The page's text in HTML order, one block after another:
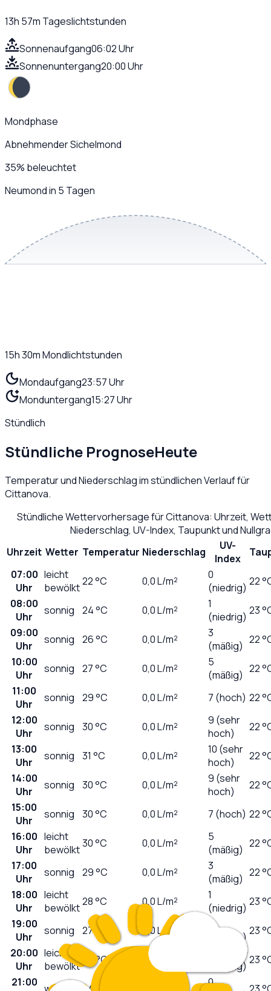
13h 57m Tageslichtstunden
Sonnenaufgang06:02 Uhr
Sonnenuntergang20:00 Uhr
Mondphase
Abnehmender Sichelmond
35% beleuchtet
Neumond in 5 Tagen
15h 30mMondlichtstunden
Mondaufgang23:57 Uhr
Monduntergang15:27 Uhr
Stündlich
Stündliche PrognoseHeute
Temperatur und Niederschlag im stündlichen Verlauf für
Cittanova.
Stündliche Wettervorhersage fürCittanova: Uhrzeit,
Niederschlag, UV-Index, Taupunkt und
Uhrzeit Wetter Temperatur Niederschlag
UV-
Index
07:00
Uhr
leicht
bewölkt22°C 0,0L/m²
0
(niedrig) 22
08:00
Uhr
sonnig 24°C 0,0L/m²
1
(niedrig) 23
09:00
Uhr
sonnig 26°C 0,0L/m²
3
(mäßig) 22
10:00
Uhr
sonnig 27°C 0,0L/m²
5
(mäßig) 22
11:00
Uhr
sonnig 29°C 0,0L/m² 7 (hoch) 22
12:00
Uhr
sonnig 30°C 0,0L/m²
9 (sehr
hoch)
22
13:00
Uhr
sonnig 31 °C 0,0L/m²
10 (sehr
hoch)
22
14:00
Uhr
sonnig 30°C 0,0L/m²
9 (sehr
hoch)
22
15:00
Uhr
sonnig 30°C 0,0L/m² 7 (hoch) 22
16:00
Uhr
leicht
bewölkt30°C 0,0L/m²
5
(mäßig) 22
17:00
Uhr
sonnig 29°C 0,0L/m²
3
(mäßig) 22
18:00
Uhr
leicht
bewölkt28°C 0,0L/m²
1
(niedrig) 23
19:00
Uhr
sonnig 27°C 0,0L/m²
0
(niedrig)23
20:00
Uhr
leicht
bewölkt
°C 0,0
(niedrig) 23
21:00
0